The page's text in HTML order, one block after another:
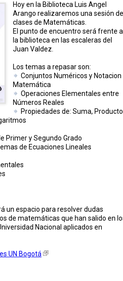
Hoy en la Biblioteca Luis Angel
Arango realizaremos una sesión de
clases de Matemáticas.
El punto de encuentro será frente a
la biblioteca en las escaleras del
Juan Valdez.
Los temas a repasar son:
Conjuntos Numéricos y Notacion
Matemática
Operaciones Elementales entre
Números Reales
Propiedades de: Suma,
Primer y Segundo Grado
de Ecuaciones Lineales
un espacio para resolver dudas
de matemáticas que han salido en
Nacional aplicados en
UN Bogotá